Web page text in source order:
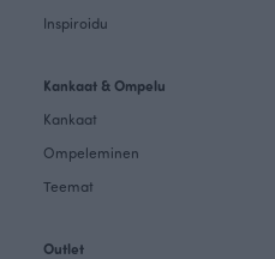
Inspiroidu
Kankaat & Ompelu
Kankaat
Ompeleminen
Teemat
Outlet